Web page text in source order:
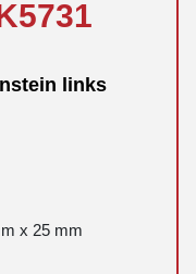
links
x 25 mm